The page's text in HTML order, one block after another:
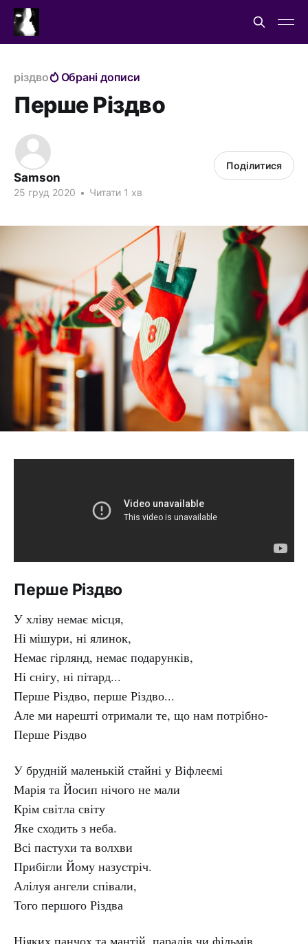
різдво Обрані дописи
Перше Різдво
Samson
25 груд 2020 • Читати 1 хв
Поділитися
Перше Різдво
У хліву немає місця,
Ні мішури, ні ялинок,
Немає гірлянд, немає подарунків,
Ні снігу, ні пітард...
Перше Різдво, перше Різдво...
Але ми нарешті отримали те, що нам потрібно-
Перше Різдво
У брудній маленькій стайні у Віфлеємі
Марія та Йосип нічого не мали
Крім світла світу
Яке сходить з неба.
Всі пастухи та волхви
Прибігли Йому назустріч.
Алілуя ангели співали,
Того першого Різдва
Ніяких панчох та мантій, парадів чи фільмів